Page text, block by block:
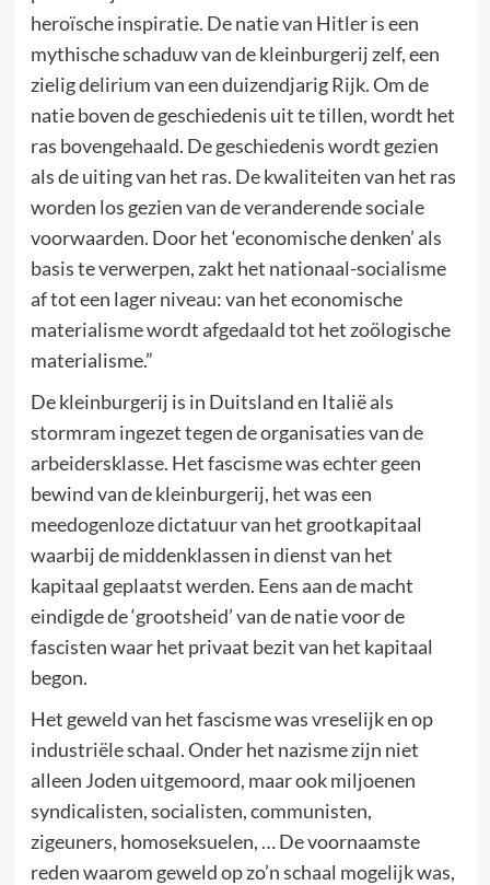
heroïsche inspiratie. De natie van Hitler is een
mythische schaduw van de kleinburgerij zelf, een
zielig delirium van een duizendjarig Rijk. Om de
natie boven de geschiedenis uit te tillen, wordt het
ras bovengehaald. De geschiedenis wordt gezien
als de uiting van het ras. De kwaliteiten van het ras
worden los gezien van de veranderende sociale
voorwaarden. Door het ‘economische denken’ als
basis te verwerpen, zakt het nationaal-socialisme
af tot een lager niveau: van het economische
materialisme wordt afgedaald tot het zoölogische
materialisme.”
De kleinburgerij is in Duitsland en Italië als
stormram ingezet tegen de organisaties van de
arbeidersklasse. Het fascisme was echter geen
bewind van de kleinburgerij, het was een
meedogenloze dictatuur van het grootkapitaal
waarbij de middenklassen in dienst van het
kapitaal geplaatst werden. Eens aan de macht
eindigde de ‘grootsheid’ van de natie voor de
fascisten waar het privaat bezit van het kapitaal
begon.
Het geweld van het fascisme was vreselijk en op
industriële schaal. Onder het nazisme zijn niet
alleen Joden uitgemoord, maar ook miljoenen
syndicalisten, socialisten, communisten,
zigeuners, homoseksuelen, … De voornaamste
reden waarom geweld op zo’n schaal mogelijk was,